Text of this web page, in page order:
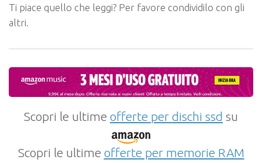
Ti piace quello che leggi? Per favore condividilo con gli
altri.
Scopri le ultime offerte per dischi ssd su
Scopri le ultime offerte per memorie RAM